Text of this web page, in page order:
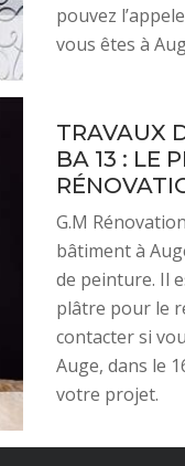
pouvez
vous êtes à
TRAVAUX
BA 13 : LE
G.M
bâtiment à
de peinture. Il
plâtre pour le
contacter si
Auge, dans le
votre projet.